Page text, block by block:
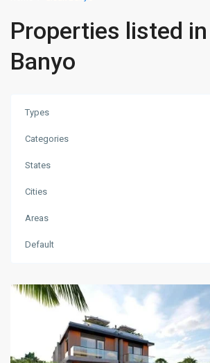
Properties listed in
Banyo
Types
Categories
States
Cities
Areas
Default